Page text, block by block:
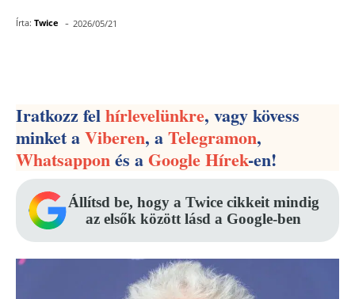
Írta: Twice - 2026/05/21
Iratkozz felhírlevelünkre, vagy kövess
minket aViberen, aTelegramon,
Whatsapponés aGoogle Hírek-en!
Állítsd be, hogy a Twice cikkeit mindig
az elsők között lásd a Google-ben